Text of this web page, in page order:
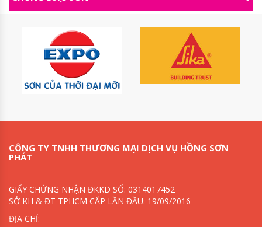
CÔNG TY TNHH THƯƠNG MẠI DỊCH VỤ HỒNG SƠN
PHÁT
GIẤY CHỨNG NHẬN ĐKKD SỐ: 0314017452
SỞ KH & ĐT TPHCM CẤP LẦN ĐẦU: 19/09/2016
ĐỊA CHỈ: